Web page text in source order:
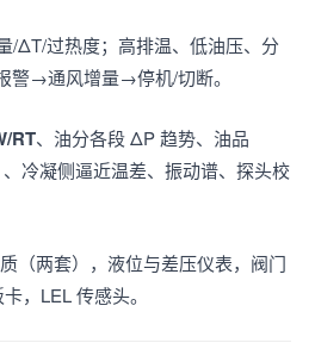
/ΔT/过热度；高排温、低油压、分
警→通风增量→停机/切断。
RT、油分各段 ΔP 趋势、油品
、冷凝侧逼近温差、振动谱、探头校
（两套），液位与差压仪表，阀门
，LEL 传感头。